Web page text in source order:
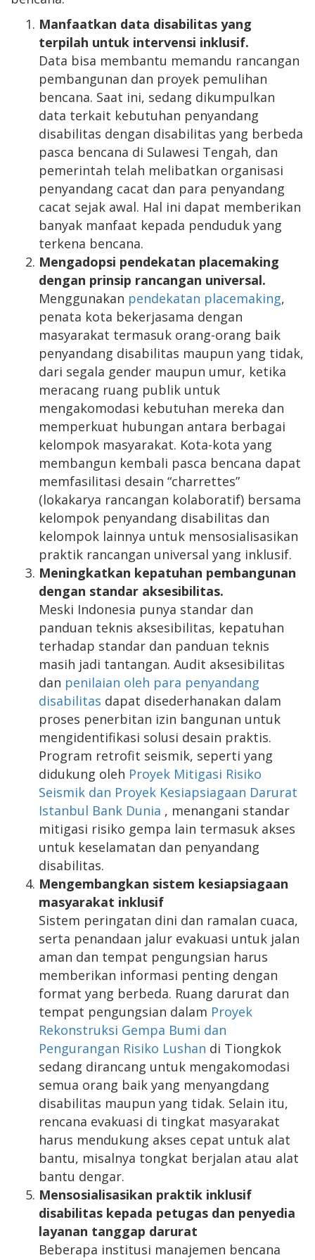
Manfaatkan data disabilitas yang
terpilah untuk intervensi inklusif.
Data bisa membantu memandu rancangan
pembangunan dan proyek pemulihan
bencana. Saat ini, sedang dikumpulkan
data terkait kebutuhan penyandang
disabilitas dengan disabilitas yang berbeda
pasca bencana di Sulawesi Tengah, dan
pemerintah telah melibatkan organisasi
penyandang cacat dan para penyandang
cacat sejak awal. Hal ini dapat memberikan
banyak manfaat kepada penduduk yang
terkena bencana.
Mengadopsi pendekatan placemaking
dengan prinsip rancangan universal.
Menggunakan pendekatan placemaking,
penata kota bekerjasama dengan
masyarakat termasuk orang-orang baik
penyandang disabilitas maupun yang tidak,
dari segala gender maupun umur, ketika
meracang ruang publik untuk
mengakomodasi kebutuhan mereka dan
memperkuat hubungan antara berbagai
kelompok masyarakat. Kota-kota yang
membangun kembali pasca bencana dapat
memfasilitasi desain “charrettes”
(lokakarya rancangan kolaboratif) bersama
kelompok penyandang disabilitas dan
kelompok lainnya untuk mensosialisasikan
praktik rancangan universal yang inklusif.
Meningkatkan kepatuhan pembangunan
dengan standar aksesibilitas.
Meski Indonesia punya standar dan
panduan teknis aksesibilitas, kepatuhan
terhadap standar dan panduan teknis
masih jadi tantangan. Audit aksesibilitas
dan penilaian oleh para penyandang
disabilitas dapat disederhanakan dalam
proses penerbitan izin bangunan untuk
mengidentifikasi solusi desain praktis.
Program retrofit seismik, seperti yang
didukung oleh Proyek Mitigasi Risiko
Seismik dan Proyek Kesiapsiagaan Darurat
Istanbul Bank Dunia , menangani standar
mitigasi risiko gempa lain termasuk akses
untuk keselamatan dan penyandang
disabilitas.
Mengembangkan sistem kesiapsiagaan
masyarakat inklusif
Sistem peringatan dini dan ramalan cuaca,
serta penandaan jalur evakuasi untuk jalan
aman dan tempat pengungsian harus
memberikan informasi penting dengan
format yang berbeda. Ruang darurat dan
tempat pengungsian dalam Proyek
Rekonstruksi Gempa Bumi dan
Pengurangan Risiko Lushan di Tiongkok
sedang dirancang untuk mengakomodasi
semua orang baik yang menyangdang
disabilitas maupun yang tidak. Selain itu,
rencana evakuasi di tingkat masyarakat
harus mendukung akses cepat untuk alat
bantu, misalnya tongkat berjalan atau alat
bantu dengar.
Mensosialisasikan praktik inklusif
disabilitas kepada petugas dan penyedia
layanan tanggap darurat
Beberapa institusi manajemen bencana